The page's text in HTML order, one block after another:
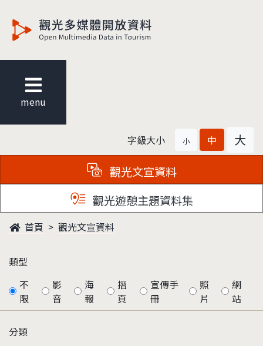
menu
字級大小 小 中 大
觀光文宣資料
觀光遊憩主題資料集
首頁 觀光文宣資料
類型
不
限
影
音
海
報
摺
頁
宣傳手
冊
照
片
網
站
分類